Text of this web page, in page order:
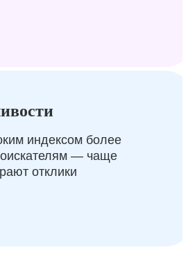
индексом более
— чаще
отклики